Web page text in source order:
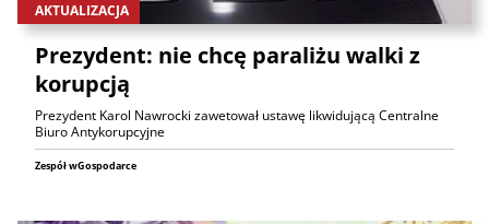
AKTUALIZACJA
Prezydent: nie chcę paraliżu walki z
korupcją
Prezydent Karol Nawrocki zawetował ustawę likwidującą Centralne
Biuro Antykorupcyjne
Zespół wGospodarce